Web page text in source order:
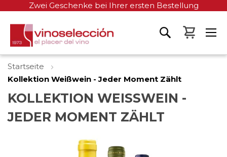
Zwei Geschenke bei Ihrer ersten Bestellung
Mein
Startseite
Kollektion Weißwein - Jeder Moment Zählt
KOLLEKTION WEISSWEIN - J
EDER MOMENT ZÄHLT